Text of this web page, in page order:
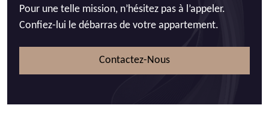
Pour une telle mission, n’hésitez pas à l’appeler.
Confiez-lui le débarras de votre appartement.
Contactez-Nous